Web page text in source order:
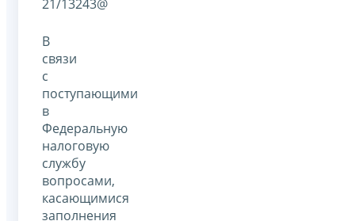
21/13243@
В
связи
с
поступающими
в
Федеральную
налоговую
службу
вопросами,
касающимися
заполнения